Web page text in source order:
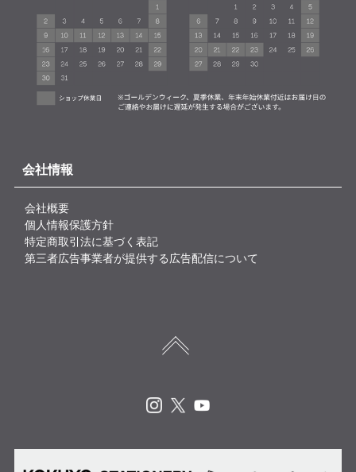
会社情報
会社概要
個人情報保護方針
特定商取引法に基づく表記
第三者広告事業者が提供する広告配信について